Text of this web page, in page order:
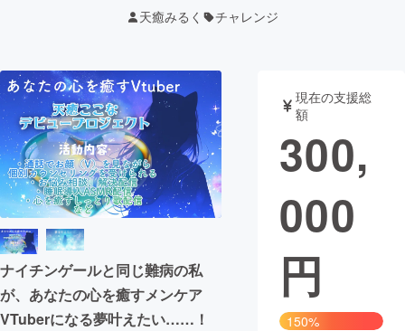
テクノロジー・ガジェット
映像・映画 書籍・雑誌
ビジネス・起業 チャレンジ
まちづくり・地域活性化
CAMPFIRE for Social Good
CAMPFIRE Creation
天癒みるく チャレンジ
ナイチンゲールと同じ難病の私
が、あなたの心を癒すメンケア
VTuberになる夢叶えたい……！
現在の支援総
額
300,
000
円
150%